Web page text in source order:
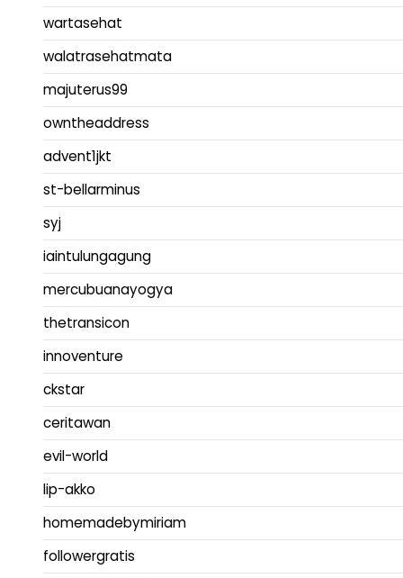
wartasehat
walatrasehatmata
majuterus99
owntheaddress
advent1jkt
st-bellarminus
syj
iaintulungagung
mercubuanayogya
thetransicon
innoventure
ckstar
ceritawan
evil-world
lip-akko
homemadebymiriam
followergratis